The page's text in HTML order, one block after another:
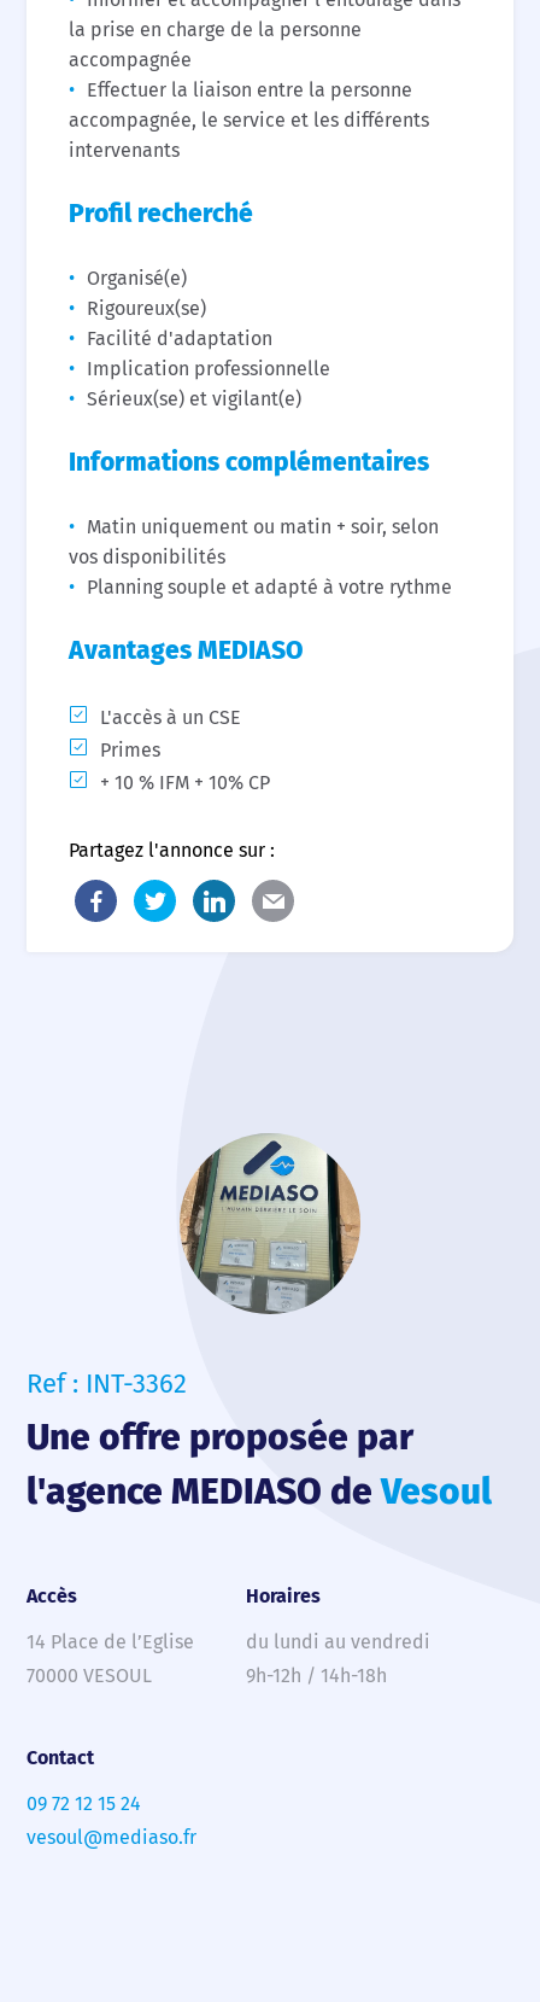
la prise en charge de la personne
accompagnée
Effectuer la liaison entre la personne
accompagnée, le service et les différents
intervenants
Profil recherché
Organisé(e)
Rigoureux(se)
Facilité d'adaptation
Implication professionnelle
Sérieux(se) et vigilant(e)
Informations complémentaires
Matin uniquement ou matin + soir, selon
vos disponibilités
Planning souple et adapté à votre rythme
Avantages MEDIASO
L'accès à un CSE
Primes
+ 10 % IFM + 10% CP
Partagez l'annonce sur :
Ref : INT-3362
Une offre proposée par
l'agence MEDIASO deVesoul
Accès
14 Place de l’Eglise
70000 VESOUL
Horaires
du lundi au vendredi
9h-12h / 14h-18h
Contact
09 72 12 15 24
vesoul@mediaso.fr